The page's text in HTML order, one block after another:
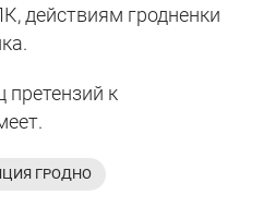
действиям гродненки
претензий к
ГРОДНО